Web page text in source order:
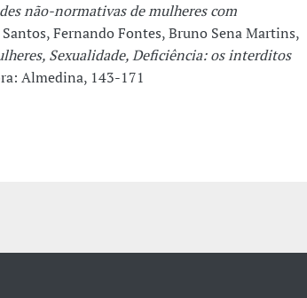
não-normativas de mulheres com
Fernando Fontes, Bruno Sena Martins,
Sexualidade, Deficiência: os interditos
Almedina, 143-171